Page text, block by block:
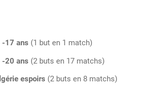
-17 ans (1 but en 1 match)
-20 ans (2 buts en 17 matchs)
espoirs (2 buts en 8 matchs)